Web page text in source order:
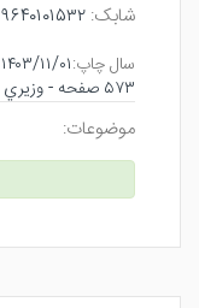
شابک: ۹۶۴۰۱۰۱۵۳۲
سال چاپ:۱۴۰۳/۱۱/۰۱
۵۷۳ صفحه - وزيري (شوميز) - چاپ ۶
موضوعات: